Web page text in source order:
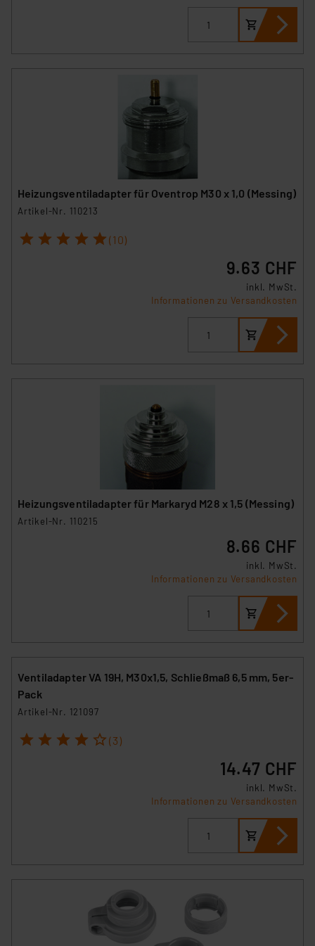
Heizungsventiladapter für Oventrop M30 x 1,0 (Messing)
Artikel-Nr. 110213
1 2 3 4 5 (10)
9.63 CHF
inkl. MwSt.
Informationen zu Versandkosten
Heizungsventiladapter für Markaryd M28 x 1,5 (Messing)
Artikel-Nr. 110215
8.66 CHF
inkl. MwSt.
Informationen zu Versandkosten
Ventiladapter VA 19H, M30x1,5, Schließmaß 6,5 mm, 5er-
Pack
Artikel-Nr. 121097
1 2 3 4 5 (3)
14.47 CHF
inkl. MwSt.
Informationen zu Versandkosten